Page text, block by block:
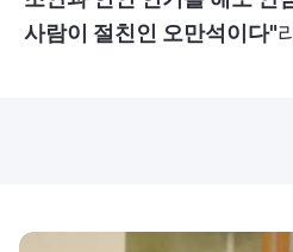
사람이 절친인 오만석이다"